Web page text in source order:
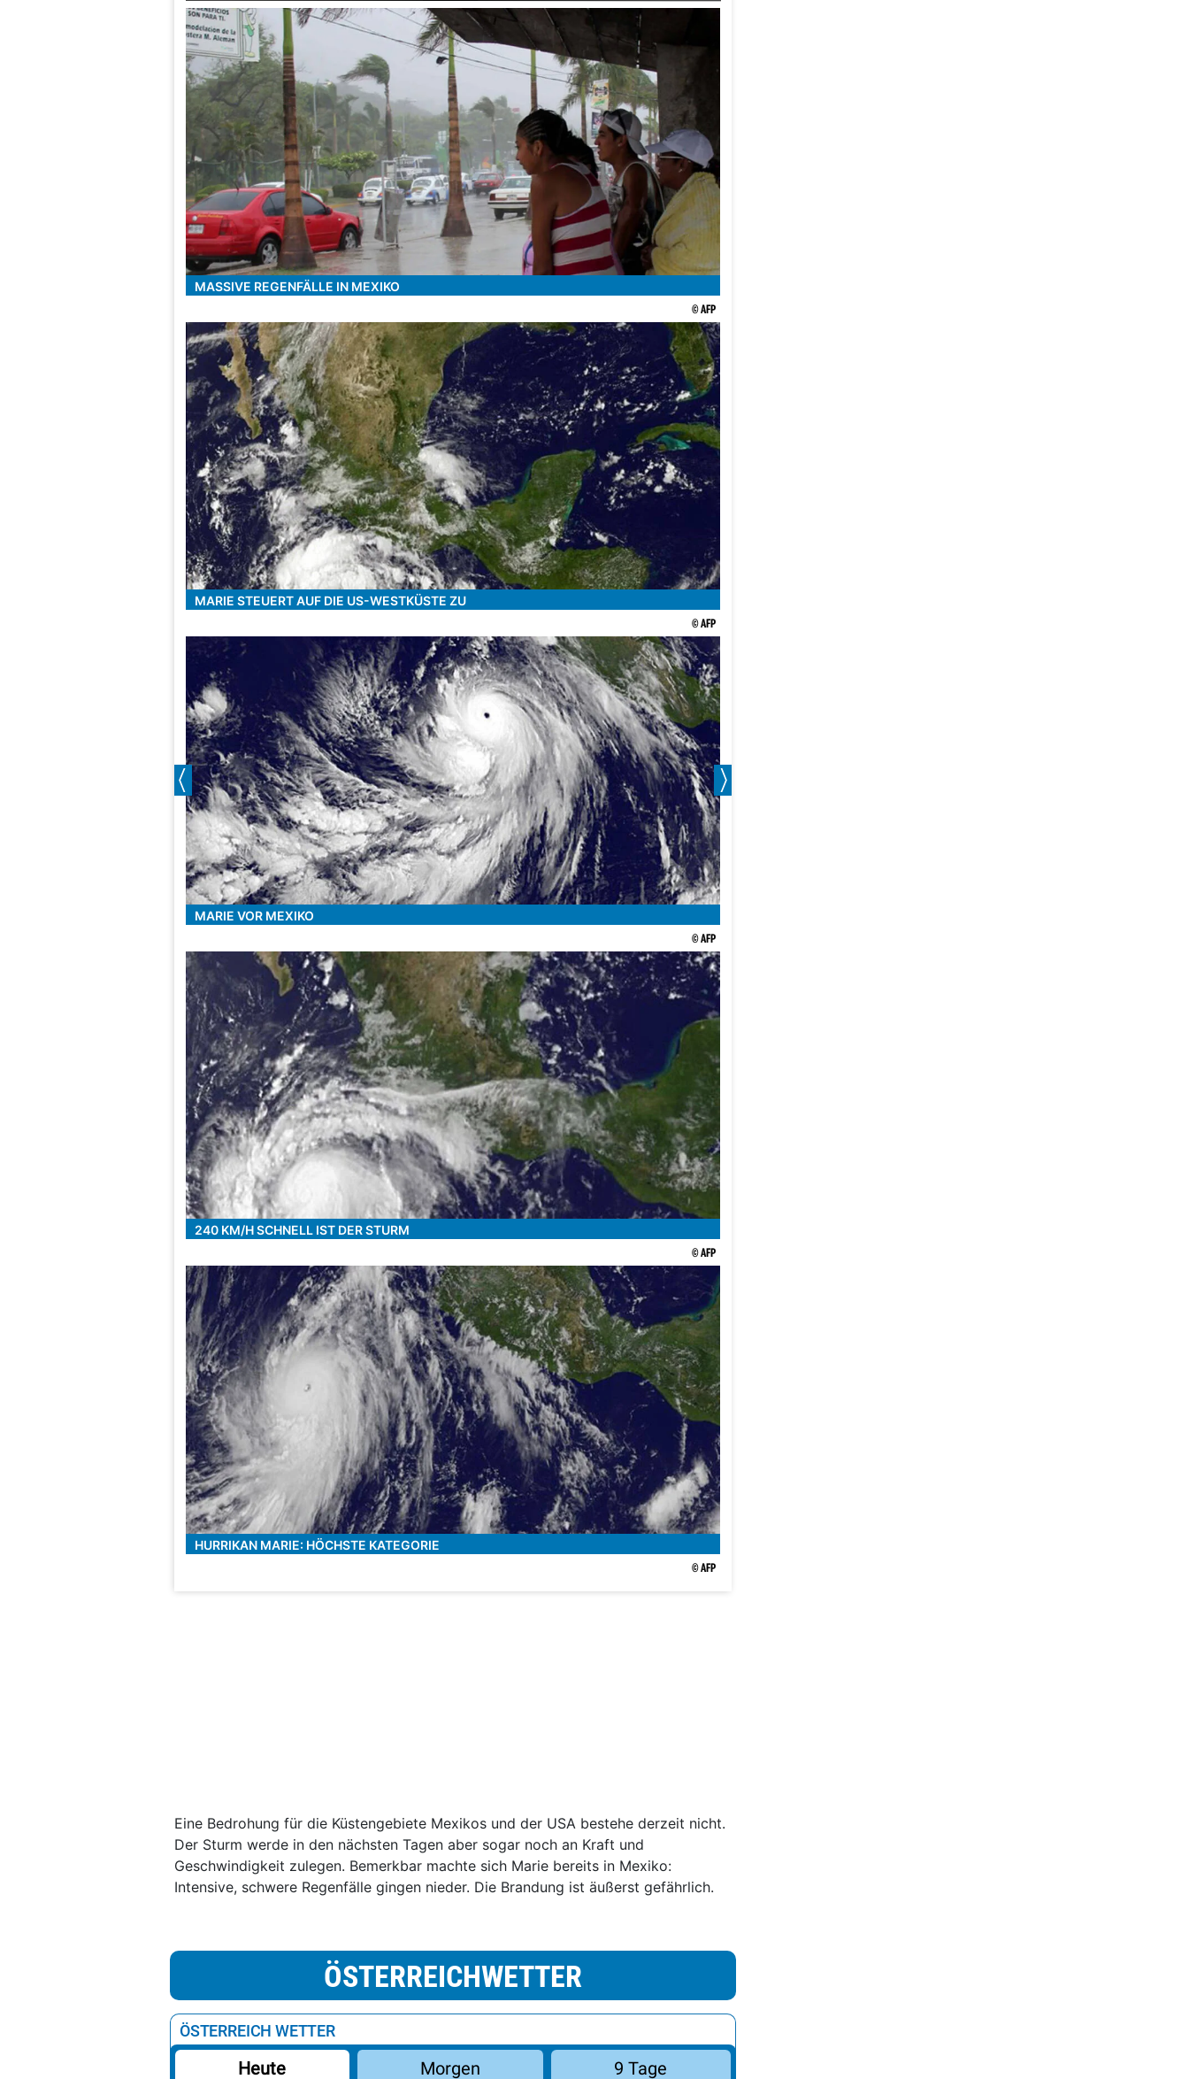
MASSIVE REGENFÄLLE IN MEXIKO
© AFP
MARIE STEUERT AUF DIE US-WESTKÜSTE ZU
© AFP
MARIE VOR MEXIKO
© AFP
240 KM/H SCHNELL IST DER STURM
© AFP
HURRIKAN MARIE: HÖCHSTE KATEGORIE
© AFP
Eine Bedrohung für die Küstengebiete Mexikos und der USA bestehe derzeit nicht.
Der Sturm werde in den nächsten Tagen aber sogar noch an Kraft und
Geschwindigkeit zulegen. Bemerkbar machte sich Marie bereits in Mexiko:
Intensive, schwere Regenfälle gingen nieder. Die Brandung ist äußerst gefährlich.
ÖSTERREICHWETTER
ÖSTERREICH WETTER
Heute Morgen 9 Tage